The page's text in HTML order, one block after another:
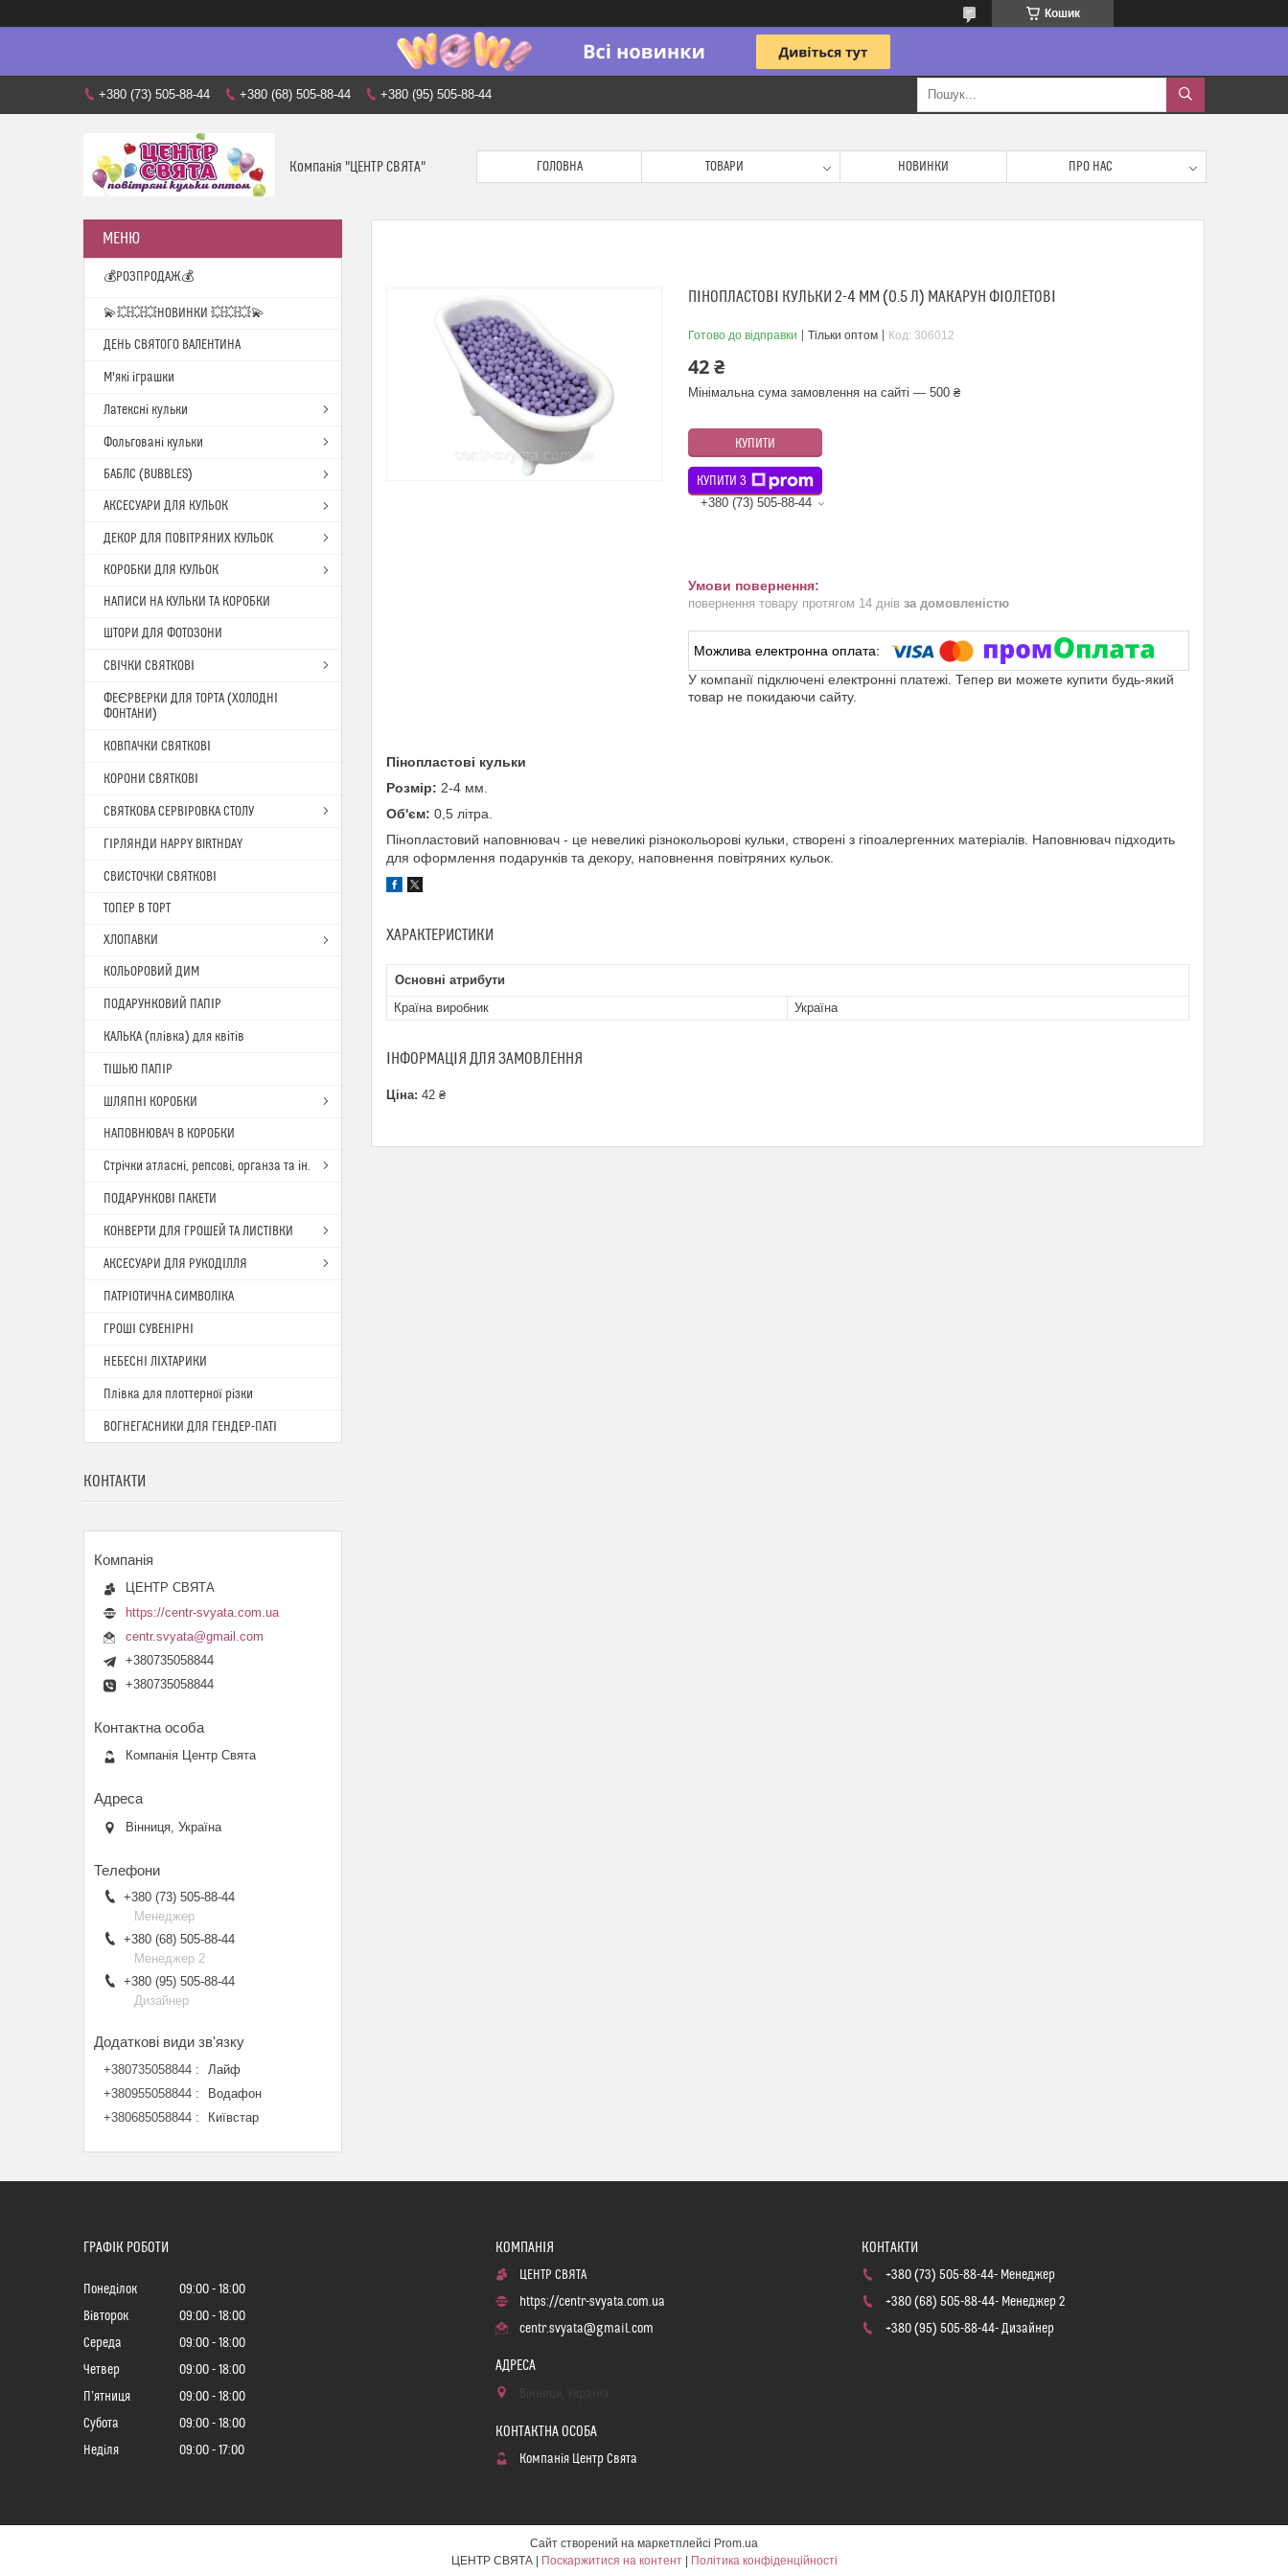
Кошик
+380 (73) 505-88-44 +380 (68) 505-88-44 +380 (95) 505-88-44
Компанія "ЦЕНТР СВЯТА" ГОЛОВНА ТОВАРИ НОВИНКИ ПРО НАС
ПІНОПЛАСТОВІ КУЛЬКИ 2-4 ММ (0.5 Л) МАКАРУН ФІОЛЕТОВІ
Готово до відправки Тільки оптом Код: 306012
42 ₴
Мінімальна сума замовлення на сайті — 500 ₴
КУПИТИ
КУПИТИ З
+380 (73) 505-88-44
повернення товару протягом 14 днів за домовленістю
У компанії підключені електронні платежі. Тепер ви можете купити будь-який
товар не покидаючи сайту.
Пінопластові кульки
Розмір: 2-4 мм.
Об'єм: 0,5 літра.
Пінопластовий наповнювач - це невеликі різнокольорові кульки, створені з гіпоалергенних матеріалів. Наповнювач підходить
для оформлення подарунків та декору, наповнення повітряних кульок.
ХАРАКТЕРИСТИКИ
Основні атрибути
Країна виробник
Україна
ІНФОРМАЦІЯ ДЛЯ ЗАМОВЛЕННЯ
Ціна: 42 ₴
💰РОЗПРОДАЖ💰
💫💥💥💥НОВИНКИ 💥💥💥💫
ДЕНЬ СВЯТОГО ВАЛЕНТИНА
М'які іграшки
Латексні кульки
Фольговані кульки
БАБЛС (BUBBLES)
АКСЕСУАРИ ДЛЯ КУЛЬОК
ДЕКОР ДЛЯ ПОВІТРЯНИХ КУЛЬОК
КОРОБКИ ДЛЯ КУЛЬОК
НАПИСИ НА КУЛЬКИ ТА КОРОБКИ
ШТОРИ ДЛЯ ФОТОЗОНИ
СВІЧКИ СВЯТКОВІ
ФЕЄРВЕРКИ ДЛЯ ТОРТА (ХОЛОДНІ
ФОНТАНИ)
КОВПАЧКИ СВЯТКОВІ
КОРОНИ СВЯТКОВІ
СВЯТКОВА СЕРВІРОВКА СТОЛУ
ГІРЛЯНДИ HAPPY BIRTHDAY
СВИСТОЧКИ СВЯТКОВІ
ТОПЕР В ТОРТ
ХЛОПАВКИ
КОЛЬОРОВИЙ ДИМ
ПОДАРУНКОВИЙ ПАПІР
КАЛЬКА (плівка) для квітів
ТІШЬЮ ПАПІР
ШЛЯПНІ КОРОБКИ
НАПОВНЮВАЧ В КОРОБКИ
Стрічки атласні, репсові, органза та ін.
ПОДАРУНКОВІ ПАКЕТИ
КОНВЕРТИ ДЛЯ ГРОШЕЙ ТА ЛИСТІВКИ
АКСЕСУАРИ ДЛЯ РУКОДІЛЛЯ
ПАТРІОТИЧНА СИМВОЛІКА
ГРОШІ СУВЕНІРНІ
НЕБЕСНІ ЛІХТАРИКИ
Плівка для плоттерної різки
ВОГНЕГАСНИКИ ДЛЯ ГЕНДЕР-ПАТІ
КОНТАКТИ
ЦЕНТР СВЯТА
https://centr-svyata.com.ua
centr.svyata@gmail.com
+380735058844
+380735058844
Компанія Центр Свята
Вінниця, Україна
+380 (73) 505-88-44
Менеджер
+380 (68) 505-88-44
Менеджер 2
+380 (95) 505-88-44
Дизайнер
+380735058844
Лайф
+380955058844
Водафон
+380685058844
Київстар
ГРАФІК РОБОТИ
Понеділок 09:00
18:00
Вівторок
09:00
18:00
Середа
09:00
18:00
Четвер
09:00
18:00
Пʼятниця
09:00
18:00
Субота
09:00
18:00
Неділя
09:00 17:00
ЦЕНТР СВЯТА
https://centr-svyata.com.ua
centr.svyata@gmail.com
Компанія Центр Свята
+380 (73) 505-88-44 Менеджер
+380 (68) 505-88-44 Менеджер 2
+380 (95) 505-88-44 Дизайнер
Сайт створений на маркетплейсі Prom.ua
ЦЕНТР СВЯТА | Поскаржитися на контент | Політика конфіденційності